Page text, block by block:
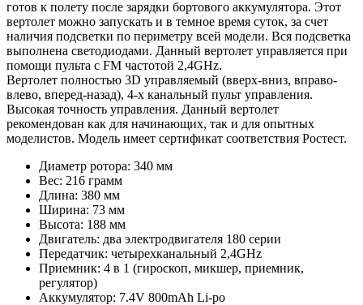
готов к полету после зарядки бортового аккумулятора. Этот
вертолет можно запускать и в темное время суток, за счет
наличия подсветки по периметру всей модели. Вся подсветка
выполнена светодиодами. Данный вертолет управляется при
помощи пульта с FM частотой 2,4GHz.
Вертолет полностью 3D управляемый (вверх-вниз, вправо-
влево, вперед-назад), 4-х канальный пульт управления.
Высокая точность управления. Данный вертолет
рекомендован как для начинающих, так и для опытных
моделистов. Модель имеет сертификат соответствия Ростест.
Диаметр ротора: 340 мм
Вес: 216 грамм
Длина: 380 мм
Ширина: 73 мм
Высота: 188 мм
Двигатель: два электродвигателя 180 серии
Передатчик: четырехканальный 2,4GHz
Приемник: 4 в 1 (гироскоп, микшер, приемник,
регулятор)
Аккумулятор: 7.4V 800mAh Li-po